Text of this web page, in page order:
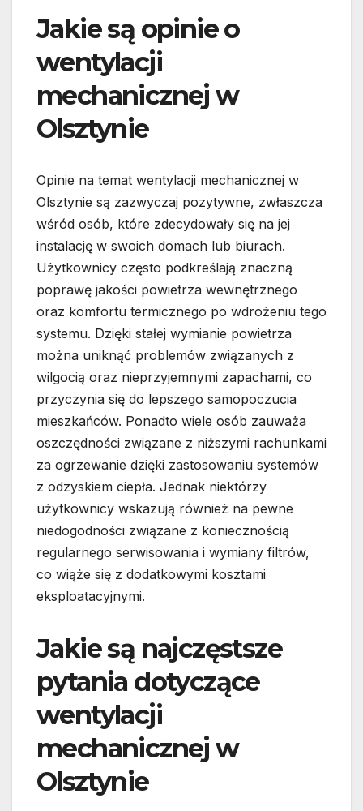
Jakie są opinie o
wentylacji
mechanicznej w
Olsztynie
Opinie na temat wentylacji mechanicznej w
Olsztynie są zazwyczaj pozytywne, zwłaszcza
wśród osób, które zdecydowały się na jej
instalację w swoich domach lub biurach.
Użytkownicy często podkreślają znaczną
poprawę jakości powietrza wewnętrznego
oraz komfortu termicznego po wdrożeniu tego
systemu. Dzięki stałej wymianie powietrza
można uniknąć problemów związanych z
wilgocią oraz nieprzyjemnymi zapachami, co
przyczynia się do lepszego samopoczucia
mieszkańców. Ponadto wiele osób zauważa
oszczędności związane z niższymi rachunkami
za ogrzewanie dzięki zastosowaniu systemów
z odzyskiem ciepła. Jednak niektórzy
użytkownicy wskazują również na pewne
niedogodności związane z koniecznością
regularnego serwisowania i wymiany filtrów,
co wiąże się z dodatkowymi kosztami
eksploatacyjnymi.
Jakie są najczęstsze
pytania dotyczące
wentylacji
mechanicznej w
Olsztynie